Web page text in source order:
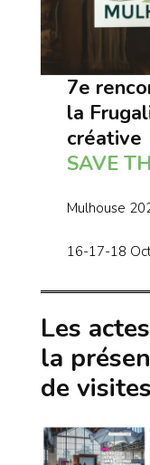
7e
la
créative
SAVE
Mulhouse
16-17-18
Les
la
de